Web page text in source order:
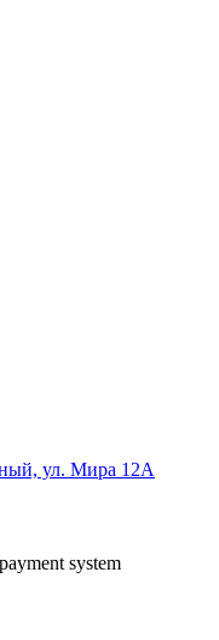
ул. Мира 12А